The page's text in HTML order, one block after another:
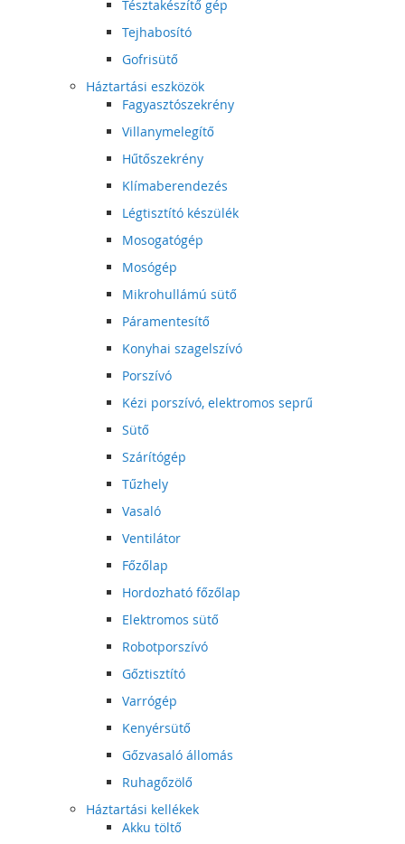
Tésztakészítő gép
Tejhabosító
Gofrisütő
Háztartási eszközök
Fagyasztószekrény
Villanymelegítő
Hűtőszekrény
Klímaberendezés
Légtisztító készülék
Mosogatógép
Mosógép
Mikrohullámú sütő
Páramentesítő
Konyhai szagelszívó
Porszívó
Kézi porszívó, elektromos seprű
Sütő
Szárítógép
Tűzhely
Vasaló
Ventilátor
Főzőlap
Hordozható főzőlap
Elektromos sütő
Robotporszívó
Gőztisztító
Varrógép
Kenyérsütő
Gőzvasaló állomás
Ruhagőzölő
Háztartási kellékek
Akku töltő